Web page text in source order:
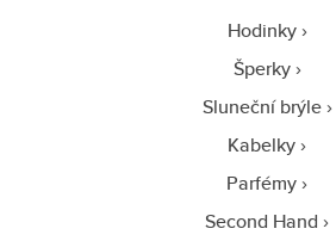
Hodinky
Šperky
Sluneční brýle
Kabelky
Parfémy
Second Hand